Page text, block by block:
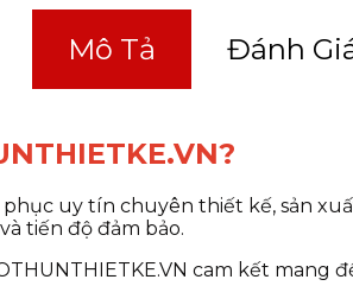
Mô Tả Đánh
phục uy tín chuyên thiết kế, sản
tiến độ đảm bảo.
cam kết mang